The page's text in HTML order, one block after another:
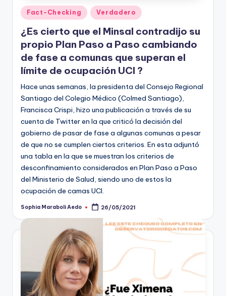
Publicado
en
Fact-Checking Verdadero
¿Es cierto que el Minsal contradijo su
propio Plan Paso a Paso cambiando
de fase a comunas que superan el
límite de ocupación UCI ?
Hace unas semanas, la presidenta del Consejo Regional
Santiago del Colegio Médico (Colmed Santiago),
Francisca Crispi, hizo una publicación a través de su
cuenta de Twitter en la que criticó la decisión del
gobierno de pasar de fase a algunas comunas a pesar
de que no se cumplen ciertos criterios. En esta adjuntó
una tabla en la que se muestran los criterios de
desconfinamiento considerados en Plan Paso a Paso
del Ministerio de Salud, siendo uno de estos la
ocupación de camas UCI.
Publicado
Sophia Maraboli Aedo 26/05/2021